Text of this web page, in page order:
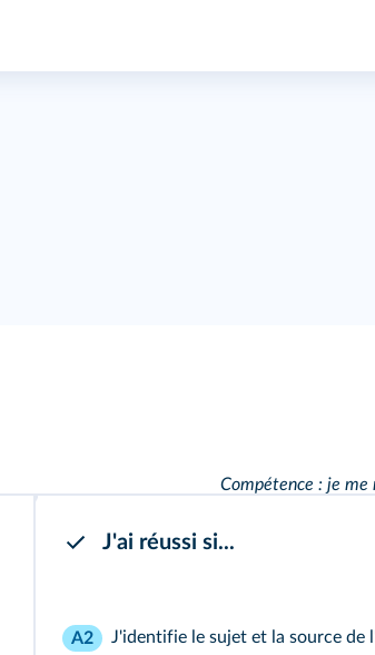
Compétence : je me
J'ai réussi si...
A2 J'identifie le sujet et la source de